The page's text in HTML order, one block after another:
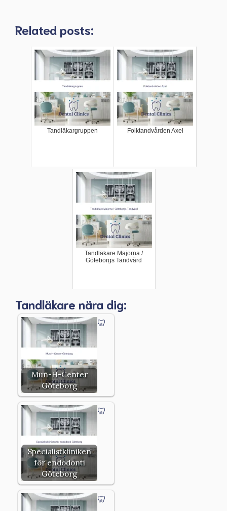
Related posts:
Tandläkargruppen Folktandvården Axel
Tandläkare Majorna /
Göteborgs Tandvård
Tandläkare nära dig:
Mun-H-Center
Göteborg
Specialistkliniken
för endodonti
Göteborg